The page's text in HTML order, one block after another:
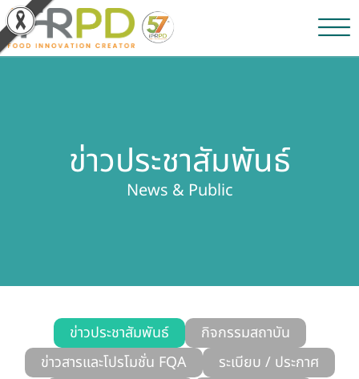
ผลิตภัณฑ์และจำหน่าย
เกี่ยวกับสถาบัน
บุคลากรสถาบัน
รับข้อร้องเรียนและข้อเสนอแนะ
ข่าวประชาสัมพันธ์
News & Public
ข่าวประชาสัมพันธ์
กิจกรรมสถาบัน
ข่าวสารและโปรโมชั่น FQA
ระเบียบ / ประกาศ